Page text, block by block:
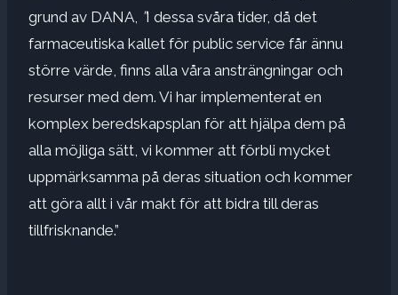
grund av DANA, ”I dessa svåra tider, då det
farmaceutiska kallet för public service får ännu
större värde, finns alla våra ansträngningar och
resurser med dem. Vi har implementerat en
komplex beredskapsplan för att hjälpa dem på
alla möjliga sätt, vi kommer att förbli mycket
uppmärksamma på deras situation och kommer
att göra allt i vår makt för att bidra till deras
tillfrisknande.”